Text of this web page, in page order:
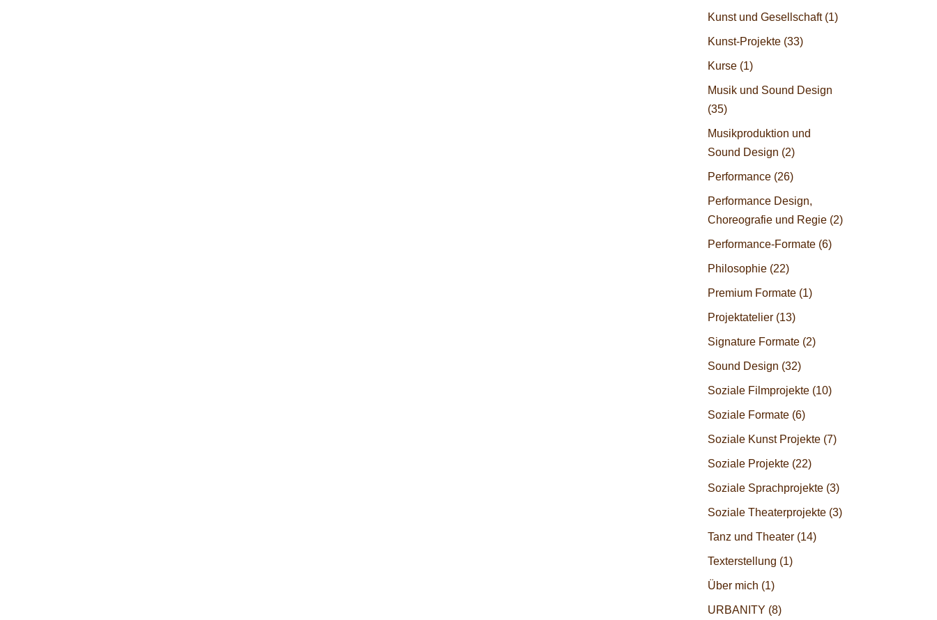
Kunst und Gesellschaft(1)
Kunst-Projekte (33)
Kurse (1)
Musik und Sound Design
(35)
Musikproduktion und
Sound Design (2)
Performance (26)
Performance Design,
Choreografie und Regie (2)
Performance-Formate (6)
Philosophie (22)
Premium Formate (1)
Projektatelier (13)
Signature Formate (2)
Sound Design (32)
Soziale Filmprojekte (10)
Soziale Formate (6)
Soziale Kunst Projekte (7)
Soziale Projekte (22)
Soziale Sprachprojekte (3)
Soziale Theaterprojekte (3)
Tanz und Theater (14)
Texterstellung (1)
Über mich (1)
URBANITY (8)